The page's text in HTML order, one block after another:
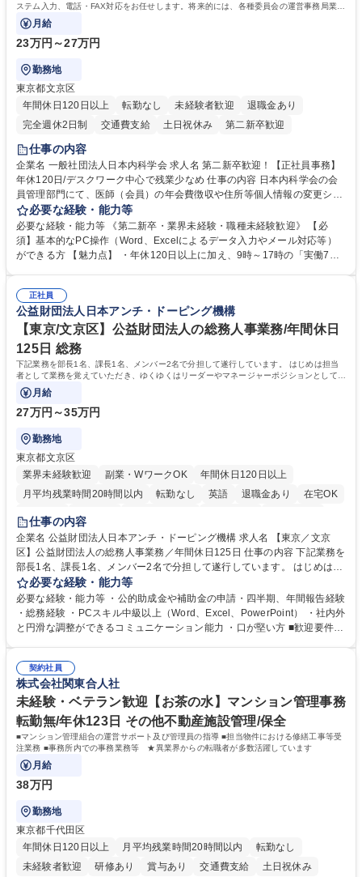
ステム入力、電話・FAX対応をお任せします。将来的には、各種委員会の運営事務局業務
などにも幅広く携わっていただきます。
月給
23万円～27万円
勤務地
東京都文京区
年間休日120日以上
転勤なし 未経験者歓迎
退職金あり
完全週休2日制
交通費支給 土日祝休み 第二新卒歓迎
仕事の内容
企業名 一般社団法人日本内科学会 求人名 第二新卒歓迎！【正社員事務】
年休120日/デスクワーク中心で残業少なめ 仕事の内容 日本内科学会の会
員管理部門にて、医師（会員）の年会費徴収や住所等個人情報の変更シス
テム入力、電話・FAX対応をお任せします。将来的には、各種委員会の運
営事務局業務などにも幅広く携わっていただきます。 【会員管理・データ
入力業務】 ・医師（会員）の住所変更、個人情報のシステム登録・更新
・年会費の徴収管理や入金データの照合確認 【問い合わせ対応】 ・会員
年休120日/デスクワーク中心で残業少なめ
必要な経験・能力等
必要な経験・能力等 《第二新卒・業界未経験・職種未経験歓迎》 【必
須】基本的なPC操作（Word、Excelによるデータ入力やメール対応等）
ができる方 【魅力点】 ・年休120日以上に加え、9時～17時の「実働7時
整、資料作成、当日の運営サポート 学歴・資格 学歴：大学院 大学 語学
力： 資格：
正社員
公益財団法人日本アンチ・ドーピング機構
【東京/文京区】公益財団法人の総務人事業務/年間休日
125日 総務
下記業務を部長1名、課長1名、メンバー2名で分担して遂行しています。 はじめは担当
者として業務を覚えていただき、ゆくゆくはリーダーやマネージャーポジションとして活
躍いただくことを期待しています。
月給
27万円～35万円
勤務地
東京都文京区
業界未経験歓迎
副業・WワークOK
年間休日120日以上
月平均残業時間20時間以内
転勤なし 英語 退職金あり
在宅OK
賞与あり
育休あり
食事補助あり
仕事の内容
企業名 公益財団法人日本アンチ・ドーピング機構 求人名 【東京／文京
区】公益財団法人の総務人事業務／年間休日125日 仕事の内容 下記業務を
部長1名、課長1名、メンバー2名で分担して遂行しています。 はじめは担
当者として業務を覚えていただき、ゆくゆくはリーダーやマネージャーポ
ジションとして活躍いただくことを期待しています。 【総務・人事グルー
プの業務内容】 ・人事制度関連 ・採用活動 ・教育研修の企画、実行 ・勤
怠管理 ・官公庁への各種提出 ・法定の会議運営（評議員会、理事会） ・
管理 ・福利厚生関連 ・職員からの問合せ、相談対応 ・その他日常の総務
業務全般 募集職種 【東京／文京区】公益財団法人の総務人事業務／年間
休日125日
必要な経験・能力等
必要な経験・能力等 ・公的助成金や補助金の申請・四半期、年間報告経験
・総務経験 ・PCスキル中級以上（Word、Excel、PowerPoint） ・社内外
と円滑な調整ができるコミュニケーション能力 ・口が堅い方 ■歓迎要件
契約社員
株式会社関東合人社
未経験・ベテラン歓迎【お茶の水】マンション管理事務
転勤無/年休123日 その他不動産施設管理/保全
■マンション管理組合の運営サポート及び管理員の指導 ■担当物件における修繕工事等受
注業務 ■事務所内での事務業務等 ★異業界からの転職者が多数活躍しています
月給
38万円
勤務地
東京都千代田区
年間休日120日以上
月平均残業時間20時間以内
転勤なし
未経験者歓迎
研修あり 賞与あり 交通費支給 土日祝休み